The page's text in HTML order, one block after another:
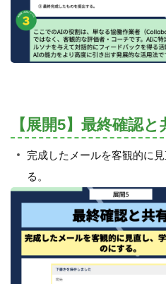
【展開5】最終確認と
完成したメールを客観的に
る。